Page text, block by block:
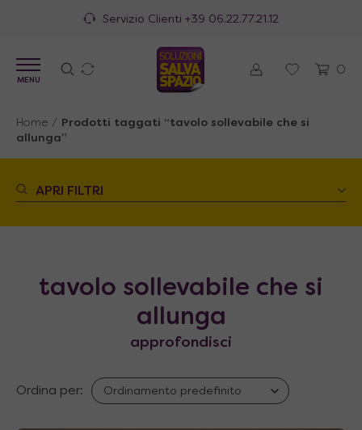
Servizio Clienti +39 06.22.77.21.12
0
MENU
Home /
Prodotti taggati “tavolo sollevabile che si
allunga”
APRI FILTRI
tavolo sollevabile che si
allunga
approfondisci
Ordina per: